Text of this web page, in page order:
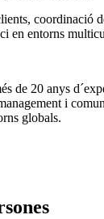
coordinació
en entorns
de 20 anys
i
globals.